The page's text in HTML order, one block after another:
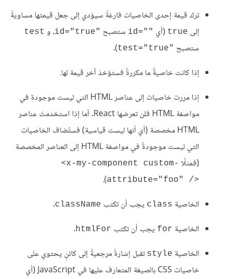
ترك قيمة إحدى الخاصيات فارغةً سيؤدي إلى جعل قيمتها مساويةً
إلى true (أي id=""‎ ستصبح id="true"
test
ستصبح test="true"‎
).
إذا كانت خاصيةٌ ما مكررةً فستؤخذ آخر قيمة لها.
إذا مررت خاصيات إلى عناصر HTML التي ليست موجودة في
مواصفة HTML فلن تعرضها React. أما إذا استخدمتَ عناصر
HTML مخصصة (أي أنها ليست قياسية) فستُضاف الخاصيات
التي ليست موجودةً في مواصفة HTML إلى العناصر المخصصة
(فمثلًا ‎ <x-my-component custom-
attribute="foo" />
الخاصية class يجب أن تكتب className
.
الخاصية for يجب أن تكتب htmlFor
.
الخاصية style تقبل إشارةً مرجعيةً إلى كائنٍ يحتوي على
خاصيات CSS بالصيغة المتعارف عليها في JavaScript (أي